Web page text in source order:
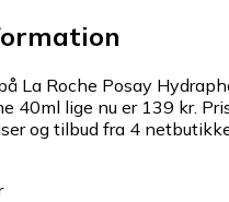
La Roche Posay
40ml lige nu er 139 kr.
og tilbud fra 4